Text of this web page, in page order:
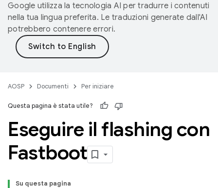
Google utilizza la tecnologia AI per tradurre i contenuti
nella tua lingua preferita. Le traduzioni generate dall'AI
potrebbero contenere errori.
AOSP Documenti Per iniziare
Questa pagina è stata utile?
Eseguire il flashing con
Fastboot
Su questa pagina